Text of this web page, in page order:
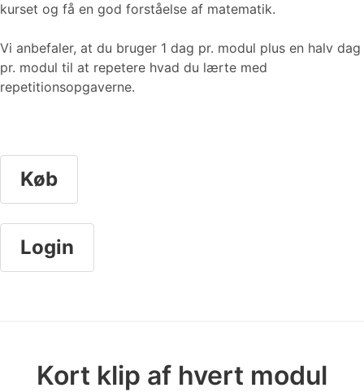
kurset og få en god forståelse af matematik.
Vi anbefaler, at du bruger 1 dag pr. modul plus en halv dag
pr. modul til at repetere hvad du lærte med
repetitionsopgaverne.
Køb
Login
Kort klip af hvert modul